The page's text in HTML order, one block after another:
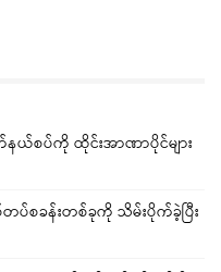
နယ်စပ်ကို ထိုင်းအာဏာပိုင်များ
ခန်းတစ်ခုကို သိမ်းပိုက်ခဲ့ပြီး